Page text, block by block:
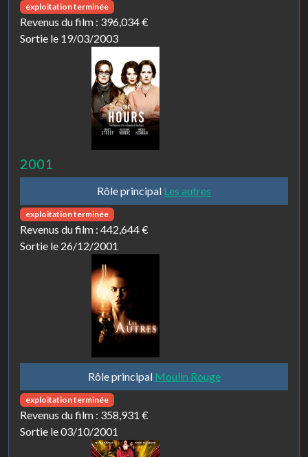
exploitation terminée
Revenus du film : 396,034 €
Sortie le 19/03/2003
2001
Rôle principal Les autres
exploitation terminée
Revenus du film : 442,644 €
Sortie le 26/12/2001
Rôle principal Moulin Rouge
exploitation terminée
Revenus du film : 358,931 €
Sortie le 03/10/2001